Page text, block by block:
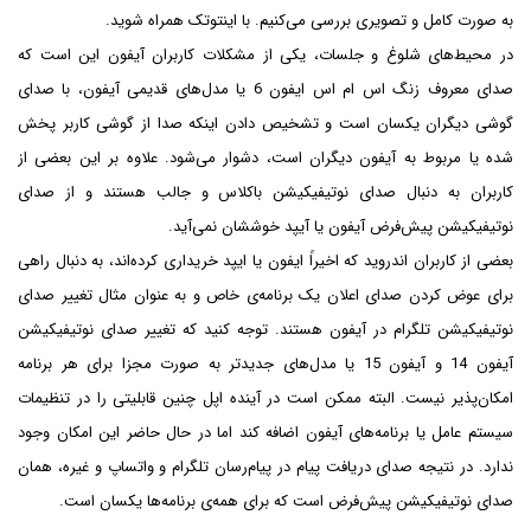
به صورت کامل و تصویری بررسی می‌کنیم. با اینتوتک همراه شوید.
در محیط‌های شلوغ و جلسات، یکی از مشکلات کاربران آیفون این است که
صدای معروف زنگ اس ام اس ایفون 6 یا مدل‌های قدیمی آیفون، با صدای
گوشی دیگران یکسان است و تشخیص دادن اینکه صدا از گوشی کاربر پخش
شده یا مربوط به آیفون دیگران است، دشوار می‌شود. علاوه بر این بعضی از
کاربران به دنبال صدای نوتیفیکیشن باکلاس و جالب هستند و از صدای
نوتیفیکیشن پیش‌فرض آیفون یا آیپد خوششان نمی‌آید.
بعضی از کاربران اندروید که اخیراً ایفون یا ایپد خریداری کرده‌اند، به دنبال راهی
برای عوض کردن صدای اعلان یک برنامه‌ی خاص و به عنوان مثال تغییر صدای
نوتیفیکیشن تلگرام در آیفون هستند. توجه کنید که تغییر صدای نوتیفیکیشن
آیفون 14 و آیفون 15 یا مدل‌های جدیدتر به صورت مجزا برای هر برنامه
امکان‌پذیر نیست. البته ممکن است در آینده اپل چنین قابلیتی را در تنظیمات
سیستم عامل یا برنامه‌های آیفون اضافه کند اما در حال حاضر این امکان وجود
ندارد. در نتیجه صدای دریافت پیام در پیام‌رسان تلگرام و واتساپ و غیره، همان
صدای نوتیفیکیشن پیش‌فرض است که برای همه‌ی برنامه‌ها یکسان است.